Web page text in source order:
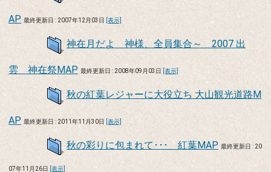
AP 最終更新日 : 2007年12月03日 [表示]
神在月だよ 神様、全員集合～ 2007 出
雲 神在祭MAP 最終更新日 : 2008年09月03日 [表示]
秋の紅葉レジャーに大役立ち 大山観光道路M
AP 最終更新日 : 2011年11月30日 [表示]
秋の彩りに包まれて･･･ 紅葉MAP 最終更新日 : 20
07年11月26日 [表示]